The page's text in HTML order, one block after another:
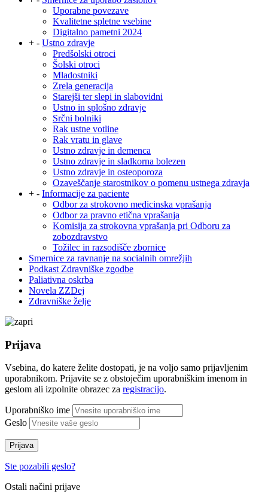
Uporabne povezave
Kvalitetne spletne vsebine
Digitalno pametni 2024
+ - Ustno zdravje
Predšolski otroci
Šolski otroci
Mladostniki
Zrela generacija
Starejši ter slepi in slabovidni
Ustno in splošno zdravje
Srčni bolniki
Rak ustne votline
Rak vratu in glave
Ustno zdravje in demenca
Ustno zdravje in sladkorna bolezen
Ustno zdravje in osteoporoza
Ozaveščanje starostnikov o pomenu ustnega zdravja
+ - Informacije za paciente
Odbor za strokovno medicinska vprašanja
Odbor za pravno etična vprašanja
Komisija za strokovna vprašanja pri Odboru za
zobozdravstvo
Tožilec in razsodišče zbornice
Smernice za ravnanje na socialnih omrežjih
Podkast Zdravniške zgodbe
Paliativna oskrba
Novela ZZDej
Zdravniške želje
Prijava
Vsebina, do katere želite dostopati, je na voljo samo prijavljenim
uporabnikom. Prijavite se z obstoječim uporabniškim imenom in
geslom ali izpolnite obrazec za registracijo.
Uporabniško ime
Geslo
Prijava
Ste pozabili geslo?
Ostali načini prijave